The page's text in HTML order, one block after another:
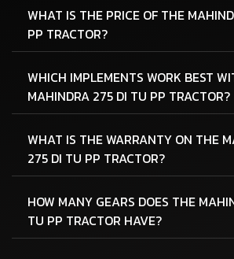
WHAT IS THE PRICE OF THE
PP TRACTOR?
WHICH IMPLEMENTS WORK BEST
MAHINDRA 275 DI TU PP TRACTOR?
WHAT IS THE WARRANTY ON THE
275 DI TU PP TRACTOR?
HOW MANY GEARS DOES THE
TU PP TRACTOR HAVE?